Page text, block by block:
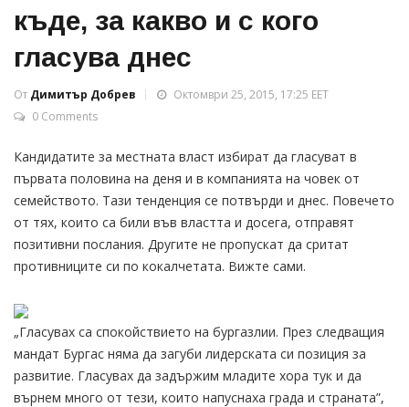
къде, за какво и с кого
гласува днес
От Димитър Добрев
Октомври 25, 2015, 17:25 EET
0 Comments
Кандидатите за местната власт избират да гласуват в
първата половина на деня и в компанията на човек от
семейството. Тази тенденция се потвърди и днес. Повечето
от тях, които са били във властта и досега, отправят
позитивни послания. Другите не пропускат да сритат
противниците си по кокалчетата. Вижте сами.
„Гласувах са спокойствието на бургазлии. През следващия
мандат Бургас няма да загуби лидерската си позиция за
развитие. Гласувах да задържим младите хора тук и да
върнем много от тези, които напуснаха града и страната”,